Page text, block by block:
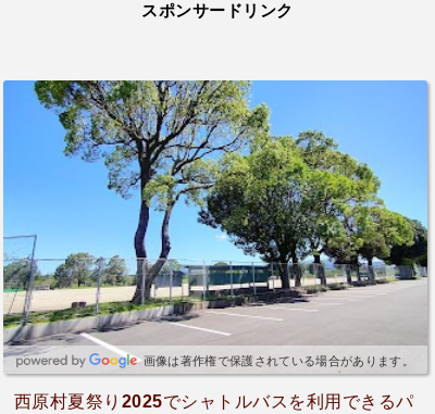
スポンサードリンク
画像は著作権で保護されている場合があります。
西原村夏祭り2025でシャトルバスを利用できるパ